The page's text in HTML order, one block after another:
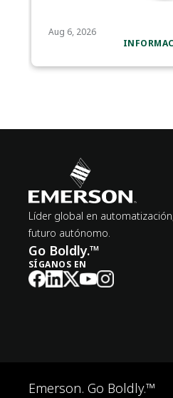
Aug 6, 2026
Líder global en
futuro autónomo.
Go Boldly.™
SÍGANOS EN
Emerson. Go Boldly.™